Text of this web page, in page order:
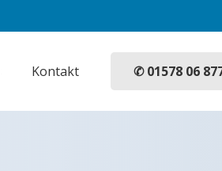
Kontakt ✆ 01578 06